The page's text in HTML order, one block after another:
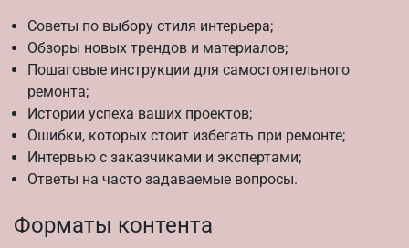
Советы по выбору стиля интерьера;
Обзоры новых трендов и материалов;
Пошаговые инструкции для самостоятельного
ремонта;
Истории успеха ваших проектов;
Ошибки, которых стоит избегать при ремонте;
Интервью с заказчиками и экспертами;
Ответы на часто задаваемые вопросы.
Форматы контента